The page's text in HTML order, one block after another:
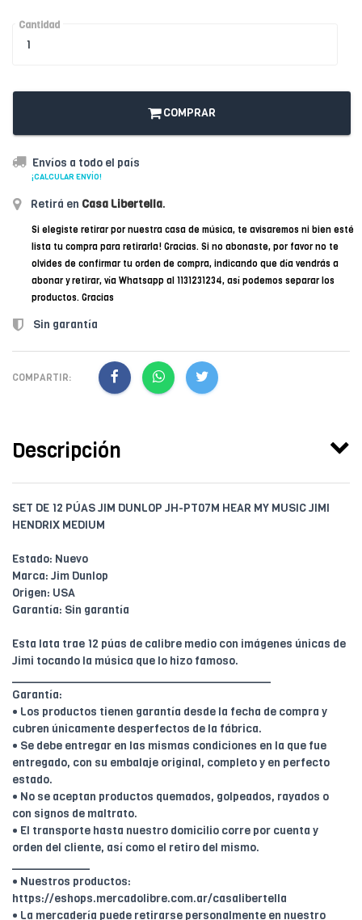
Cantidad
COMPRAR
Envíos a todo el país
¡CALCULAR ENVÍO!
Retirá en Casa Libertella.
Si elegiste retirar por nuestra casa de música, te avisaremos ni bien esté
lista tu compra para retirarla! Gracias. Si no abonaste, por favor no te
olvides de confirmar tu orden de compra, indicando que día vendrás a
abonar y retirar, vía Whatsapp al 1131231234, así podemos separar los
productos. Gracias
Sin garantía
COMPARTIR:
Descripción
SET DE 12 PÚAS JIM DUNLOP JH-PT07M HEAR MY MUSIC JIMI
HENDRIX MEDIUM
Estado: Nuevo
Marca: Jim Dunlop
Origen: USA
Garantía: Sin garantía
Esta lata trae 12 púas de calibre medio con imágenes únicas de
Jimi tocando la música que lo hizo famoso.
________________________________________
Garantía:
• Los productos tienen garantía desde la fecha de compra y
cubren únicamente desperfectos de la fábrica.
• Se debe entregar en las mismas condiciones en la que fue
entregado, con su embalaje original, completo y en perfecto
estado.
• No se aceptan productos quemados, golpeados, rayados o
con signos de maltrato.
• El transporte hasta nuestro domicilio corre por cuenta y
orden del cliente, así como el retiro del mismo.
____________
• Nuestros productos:
https://eshops.mercadolibre.com.ar/casalibertella
• La mercadería puede retirarse personalmente en nuestro